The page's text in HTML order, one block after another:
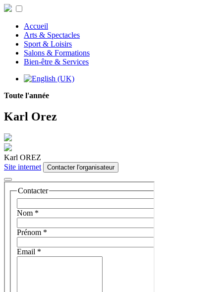
Accueil
Arts & Spectacles
Sport & Loisirs
Salons & Formations
Bien-être & Services
Toute l'année
Karl Orez
Karl OREZ
Site internet
Contacter l'organisateur